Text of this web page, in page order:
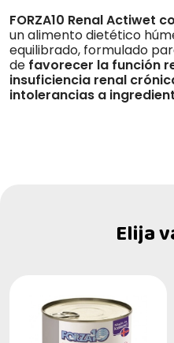
FORZA10 Renal Actiwet
un alimento dietético
equilibrado, formulado
de favorecer la función
insuficiencia renal
intolerancias a
Elija